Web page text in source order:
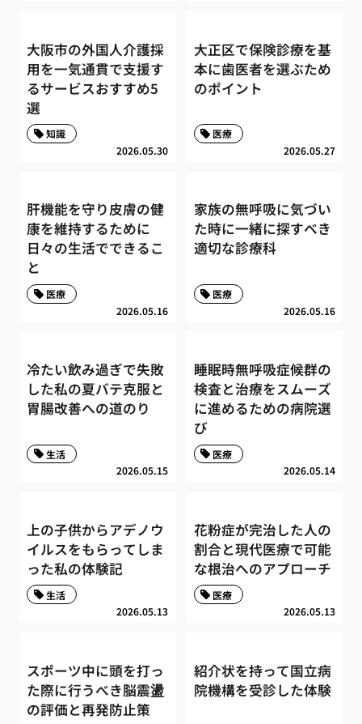
大阪市の外国人介護採
用を一気通貫で支援す
るサービスおすすめ5
選
2026.05.30
知識
大正区で保険診療を基
本に歯医者を選ぶため
のポイント
2026.05.27
医療
肝機能を守り皮膚の健
康を維持するために
日々の生活でできるこ
と
2026.05.16
医療
家族の無呼吸に気づい
た時に一緒に探すべき
適切な診療科
2026.05.16
医療
冷たい飲み過ぎで失敗
した私の夏バテ克服と
胃腸改善への道のり
2026.05.15
生活
睡眠時無呼吸症候群の
検査と治療をスムーズ
に進めるための病院選
び
2026.05.14
医療
上の子供からアデノウ
イルスをもらってしま
った私の体験記
2026.05.13
生活
花粉症が完治した人の
割合と現代医療で可能
な根治へのアプローチ
2026.05.13
医療
スポーツ中に頭を打っ
た際に行うべき脳震盪
の評価と再発防止策
紹介状を持って国立病
院機構を受診した体験